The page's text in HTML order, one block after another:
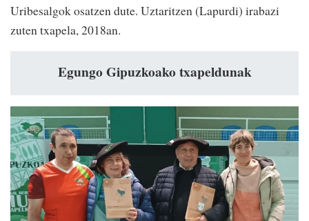
Uribesalgok osatzen dute. Uztaritzen (Lapurdi) irabazi
zuten txapela, 2018an.
Egungo Gipuzkoako txapeldunak